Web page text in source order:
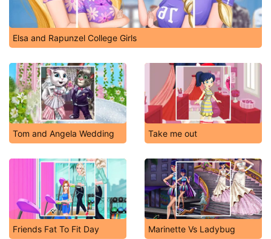
Elsa and Rapunzel College Girls
Tom and Angela Wedding Take me out
Friends Fat To Fit Day Marinette Vs Ladybug